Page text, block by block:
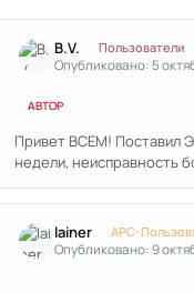
B.V. Пользователи
Опубликовано:5
АВТОР
Привет ВСЕМ! Поставил
недели, неисправность
lainer APC-
Опубликовано:9